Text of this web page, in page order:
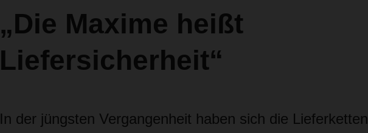
„Die Maxime heißt
Liefersicherheit“
In der jüngsten Vergangenheit haben sich die Lieferketten